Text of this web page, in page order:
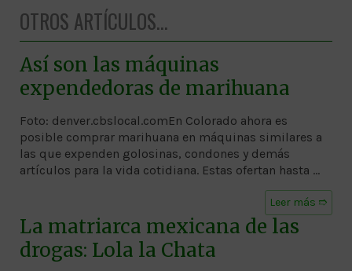
OTROS ARTÍCULOS...
Así son las máquinas
expendedoras de marihuana
Foto: denver.cbslocal.comEn Colorado ahora es
posible comprar marihuana en máquinas similares a
las que expenden golosinas, condones y demás
artículos para la vida cotidiana. Estas ofertan hasta …
Leer más ➱
La matriarca mexicana de las
drogas: Lola la Chata